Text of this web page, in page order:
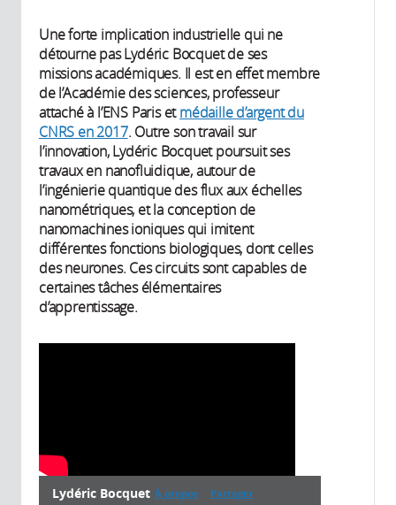
Une forte implication industrielle qui ne
détourne pas Lydéric Bocquet de ses
missions académiques. Il est en effet membre
de l’Académie des sciences, professeur
attaché à l’ENS Paris etmédaille d’argent du
CNRS en 2017. Outre son travail sur
l’innovation, Lydéric Bocquet poursuit ses
travaux en nanofluidique, autour de
l’ingénierie quantique des flux aux échelles
nanométriques, et la conception de
nanomachines ioniques qui imitent
différentes fonctions biologiques, dont celles
des neurones. Ces circuits sont capables de
certaines tâches élémentaires
d’apprentissage.
Lydéric Bocquet À propos Partager